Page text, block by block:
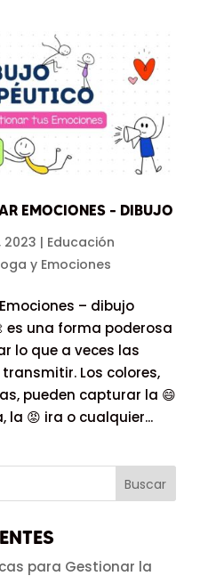
EMOCIONES – DIBUJO
2023 | Educación
y Emociones
– dibujo
es una forma poderosa
lo que a veces las
Los colores,
pueden capturar la 😄
la 😡 ira o cualquier...
para Gestionar la